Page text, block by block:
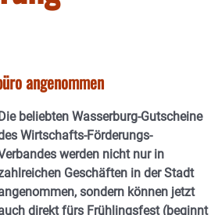
angenommen
beliebten Wasserburg-Gutscheine
Wirtschafts-Förderungs-
werden nicht nur in
Geschäften in der Stadt
sondern können jetzt
direkt fürs Frühlingsfest (beginnt